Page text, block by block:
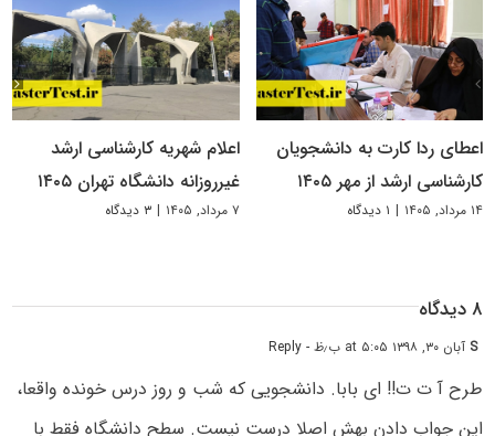
اعطای ردا کارت به دانشجویان
کارشناسی ارشد از مهر ۱۴۰۵
۱۴ مرداد, ۱۴۰۵ | ۱ دیدگاه
اعلام شهریه کارشناسی ارشد
غیرروزانه دانشگاه تهران ۱۴۰۵
۷ مرداد, ۱۴۰۵ | ۳ دیدگاه
۸ دیدگاه
S آبان ۳۰, ۱۳۹۸ at ۵:۰۵ ب٫ظ - Reply
طرح آ ت ت!! ای بابا. دانشجویی که شب و روز درس خونده واقعا،
این جواب دادن بهش اصلا درست نیست. سطح دانشگاه فقط با